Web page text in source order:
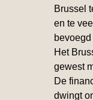
Brussel
en te
Het
gewest
De
dwingt